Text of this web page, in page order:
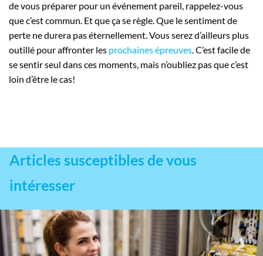
de vous préparer pour un événement pareil, rappelez-vous
que c’est commun. Et que ça se règle. Que le sentiment de
perte ne durera pas éternellement. Vous serez d’ailleurs plus
outillé pour affronter les prochaines épreuves. C’est facile de
se sentir seul dans ces moments, mais n’oubliez pas que c’est
loin d’être le cas!
Articles susceptibles de vous
intéresser